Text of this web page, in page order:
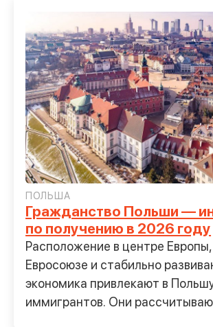
ПОЛЬША
Гражданство Польши —
по получению в 2026 году
Расположение в центре
Евросоюзе и стабильно
экономика привлекают в
иммигрантов. Они